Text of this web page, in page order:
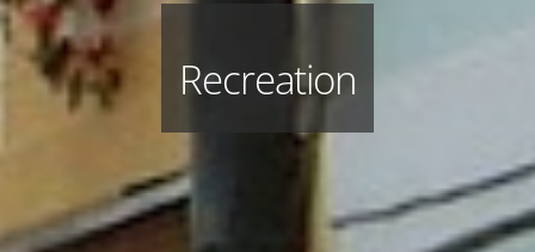
Recreation